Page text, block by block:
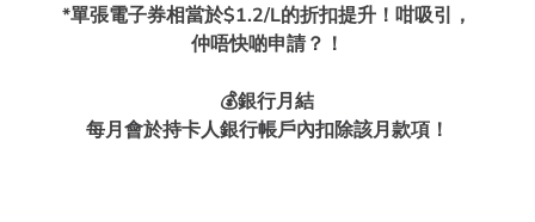
*單張電子券相當於$1.2/L的折扣提升！咁吸引，
仲唔快啲申請？！
💰銀行月結
每月會於持卡人銀行帳戶內扣除該月款項！